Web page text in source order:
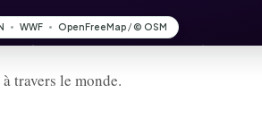
à travers le monde.